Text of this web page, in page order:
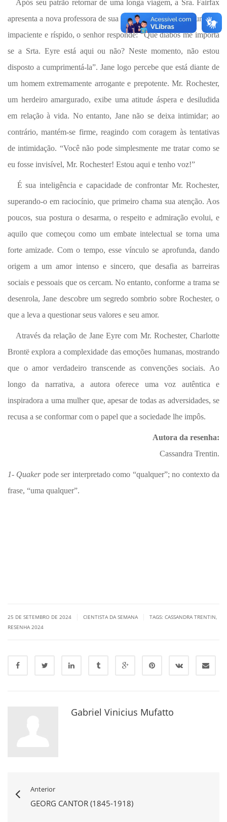
Após seu patrão retornar de uma longa viagem, a Sra. Fairfax
apresenta a nova professora de sua filha. No entanto, com um tom
impaciente e ríspido, o senhor responde: “Que diabos me importa
se a Srta. Eyre está aqui ou não? Neste momento, não estou
disposto a cumprimentá-la”. Jane logo percebe que está diante de
um homem extremamente arrogante e prepotente. Mr. Rochester,
um herdeiro amargurado, exibe uma atitude áspera e desiludida
em relação à vida. No entanto, Jane não se deixa intimidar; ao
contrário, mantém-se firme, reagindo com coragem às tentativas
de intimidação. “Você não pode simplesmente me tratar como se
eu fosse invisível, Mr. Rochester! Estou aqui e tenho voz!”
É sua inteligência e capacidade de confrontar Mr. Rochester,
superando-o em raciocínio, que primeiro chama sua atenção. Aos
poucos, sua postura o desarma, o respeito e admiração evolui, e
aquilo que começou como um embate intelectual se torna uma
forte amizade. Com o tempo, esse vínculo se aprofunda, dando
origem a um amor intenso e sincero, que desafia as barreiras
sociais e pessoais que os cercam. No entanto, conforme a trama se
desenrola, Jane descobre um segredo sombrio sobre Rochester, o
que a leva a questionar seus valores e seu amor.
Através da relação de Jane Eyre com Mr. Rochester, Charlotte
Brontë explora a complexidade das emoções humanas, mostrando
que o amor verdadeiro transcende as convenções sociais. Ao
longo da narrativa, a autora oferece uma voz autêntica e
inspiradora a uma mulher que, apesar de todas as adversidades, se
recusa a se conformar com o papel que a sociedade lhe impôs.
Autora da resenha:
Cassandra Trentin.
1- Quaker pode ser interpretado como “qualquer”; no contexto da
frase, “uma qualquer”.
25 DE SETEMBRO DE 2024 CIENTISTA DA SEMANA TAGS: CASSANDRA TRENTIN
RESENHA 2024
Gabriel Vinicius Mufatto
Anterior
GEORG CANTOR (1845-1918)